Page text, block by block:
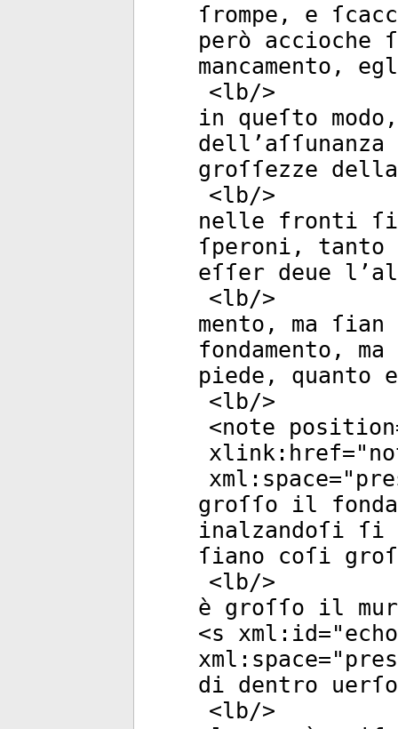
ſrompe, e
però accioche
mancamento,
<lb/>
in queſto
groſſezze
<lb/>
nelle fronti
ſperoni,
eſſer deue
<lb/>
mento, ma
fondamento,
piede, quanto
<lb/>
<note position
xlink:href="
xml:space="
groſſo il
inalzandoſi ſi
ſiano coſi
<lb/>
è groſſo il
<s xml:id="
xml:space="
di dentro
<lb/>